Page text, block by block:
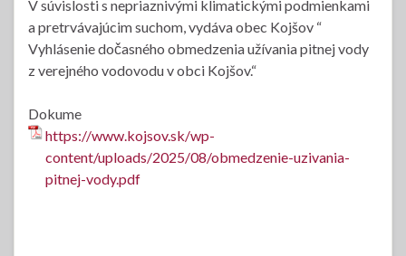
V súvislosti s nepriaznivými klimatickými podmienkami
a pretrvávajúcim suchom, vydáva obec Kojšov “
Vyhlásenie dočasného obmedzenia užívania pitnej vody
z verejného vodovodu v obci Kojšov.“
Dokume
https://www.kojsov.sk/wp-
content/uploads/2025/08/obmedzenie-uzivania-
pitnej-vody.pdf